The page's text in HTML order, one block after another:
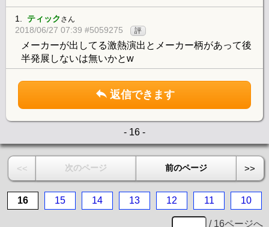
1. ティック さん
2018/06/27 07:39 #5059275 評
メーカーが出してる激熱演出とメーカー柄があって後
半発展しないは無いかとw
返信できます
- 16 -
<< 次のページ 前のページ >>
16 15 14 13 12 11 10
/ 16ページへ